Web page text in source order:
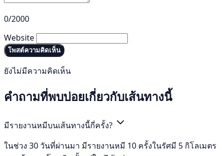
0/2000
Website
โพสต์ความคิดเห็น
ยังไม่มีความคิดเห็น
คำถามที่พบบ่อยเกี่ยวกับเส้นทางนี้
มีรายงานหมีบนเส้นทางนี้กี่ครั้ง?
ในช่วง 30 วันที่ผ่านมา มีรายงานหมี 10 ครั้งในรัศมี 5 กิโลเมตร